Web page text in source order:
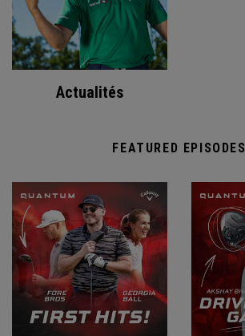
Actualités
FEATURED EPISODES